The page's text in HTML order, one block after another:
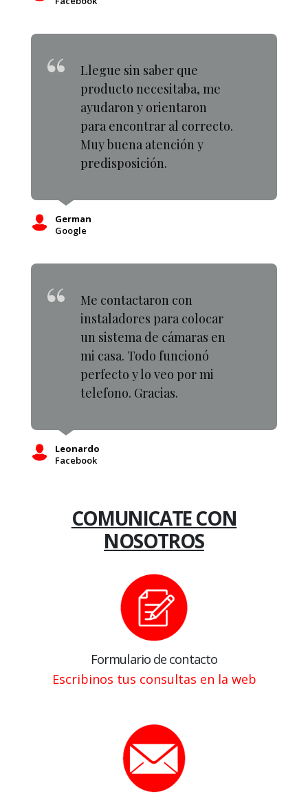
Llegue sin saber que
producto necesitaba, me
ayudaron y orientaron
para encontrar al correcto.
Muy buena atención y
predisposición.
German
Google
Me contactaron con
instaladores para colocar
un sistema de cámaras en
mi casa. Todo funcionó
perfecto y lo veo por mi
telefono. Gracias.
Leonardo
Facebook
COMUNICATE CON
NOSOTROS
Formulario de contacto
Escribinos tus consultas en la web